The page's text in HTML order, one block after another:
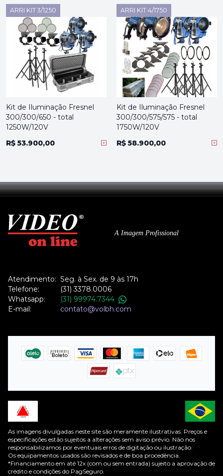
ARRI KIT 3/1250
Kit de Iluminação Fresnel
300/300/650 - total
1250W/120V
R$ 53.900,00
ARRI KIT 4/1750
Kit de Iluminação Fresnel
300/300/575/575 - total
1750W/120V
R$ 58.900,00
A Imagem Profissional
Atendimento: Seg. à Sex. de 9 às 17h
Telefone:
(31) 3378.0006
Whatsapp:
(31) 99974.7344
E-mail:
contato@volbh.com
As imagens divulgadas neste site são meramente ilustrativas. Preços e
especificações estão sujeitos a alterações sem aviso prévio. Não nos
responsabilizamos por eventuais erros de digitação ou ilustração.
Os equipamentos usados são revisados e de boa procedência.
*Financiamento em até 12x (com ou sem entrada) sujeito a aprovação de
crédito e condições do PagSeguro.